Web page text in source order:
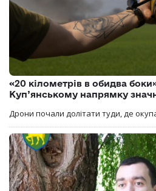
«20 кілометрів в обидва
Куп’янському напрямку
Дрони почали долітати туди, де